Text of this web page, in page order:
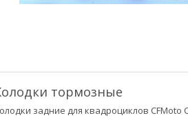
тормозные
задние для квадроциклов CFMoto